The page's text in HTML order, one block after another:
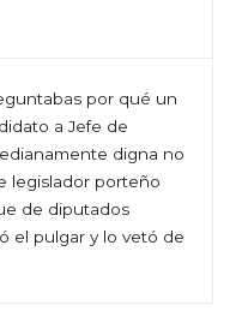
por qué un
a Jefe de
digna no
legislador porteño
de diputados
el pulgar y lo vetó de